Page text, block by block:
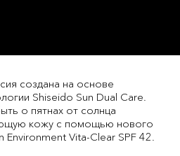
создана на основе
Shiseido Sun Dual Care.
о пятнах от солнца
кожу с помощью нового
Environment Vita-Clear SPF 42.